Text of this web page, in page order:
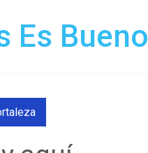
Es Bueno